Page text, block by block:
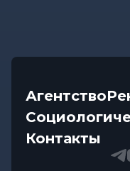
Агентство
Контакты